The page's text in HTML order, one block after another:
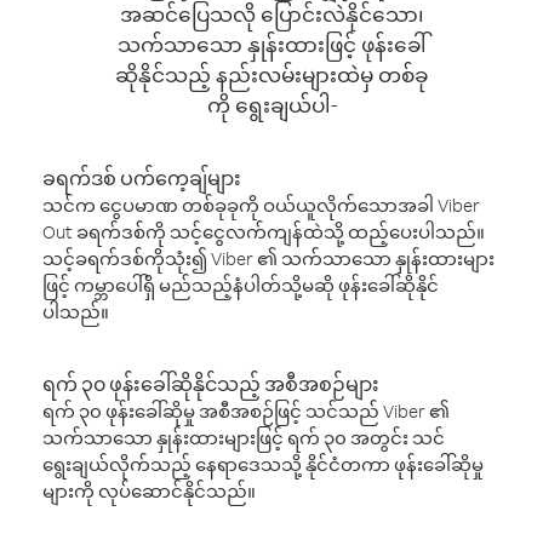
အဆင်ပြေသလို ပြောင်းလဲနိုင်သော၊
သက်သာသော နှုန်းထားဖြင့် ဖုန်းခေါ်
ဆိုနိုင်သည့် နည်းလမ်းများထဲမှ တစ်ခု
ကို ရွေးချယ်ပါ-
ခရက်ဒစ် ပက်ကေ့ချ်များ
သင်က ငွေပမာဏ တစ်ခုခုကို ဝယ်ယူလိုက်သောအခါ Viber
Out ခရက်ဒစ်ကို သင့်ငွေလက်ကျန်ထဲသို့ ထည့်ပေးပါသည်။
သင့်ခရက်ဒစ်ကိုသုံး၍ Viber ၏ သက်သာသော နှုန်းထားများ
ဖြင့် ကမ္ဘာပေါ်ရှိ မည်သည့်နံပါတ်သို့မဆို ဖုန်းခေါ်ဆိုနိုင်
ပါသည်။
ရက် ၃၀ ဖုန်းခေါ်ဆိုနိုင်သည့် အစီအစဉ်များ
ရက် ၃၀ ဖုန်းခေါ်ဆိုမှု အစီအစဉ်ဖြင့် သင်သည် Viber ၏
သက်သာသော နှုန်းထားများဖြင့် ရက် ၃၀ အတွင်း သင်
ရွေးချယ်လိုက်သည့် နေရာဒေသသို့ နိုင်ငံတကာ ဖုန်းခေါ်ဆိုမှု
များကို လုပ်ဆောင်နိုင်သည်။